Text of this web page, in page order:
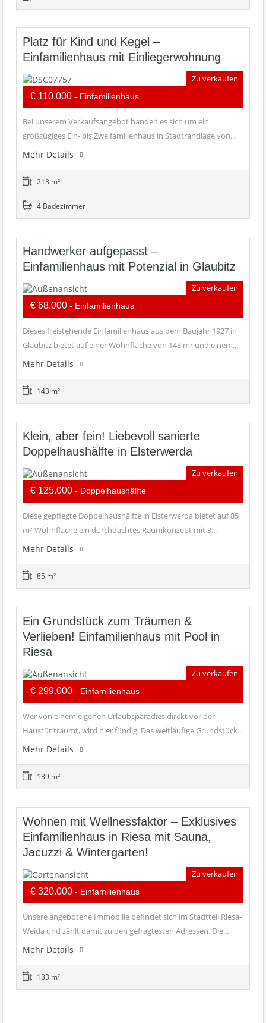
Platz für Kind und Kegel –
Einfamilienhaus mit Einliegerwohnung
Zu verkaufen
€ 110.000 - Einfamilienhaus
Bei unserem Verkaufsangebot handelt es sich um ein
großzügiges Ein- bis Zweifamilienhaus in Stadtrandlage von...
Mehr Details
213 m²
4 Badezimmer
Handwerker aufgepasst –
Einfamilienhaus mit Potenzial in Glaubitz
Zu verkaufen
€ 68.000 - Einfamilienhaus
Dieses freistehende Einfamilienhaus aus dem Baujahr 1927 in
Glaubitz bietet auf einer Wohnfläche von 143 m² und einem...
Mehr Details
143 m²
Klein, aber fein! Liebevoll sanierte
Doppelhaushälfte in Elsterwerda
Zu verkaufen
€ 125.000 - Doppelhaushälfte
Diese gepflegte Doppelhaushälfte in Elsterwerda bietet auf 85
m² Wohnfläche ein durchdachtes Raumkonzept mit 3...
Mehr Details
85 m²
Ein Grundstück zum Träumen &
Verlieben! Einfamilienhaus mit Pool in
Riesa
Zu verkaufen
€ 299.000 - Einfamilienhaus
Wer von einem eigenen Urlaubsparadies direkt vor der
Haustür träumt, wird hier fündig. Das weitläufige Grundstück...
Mehr Details
139 m²
Wohnen mit Wellnessfaktor – Exklusives
Einfamilienhaus in Riesa mit Sauna,
Jacuzzi & Wintergarten!
Zu verkaufen
€ 320.000 - Einfamilienhaus
Unsere angebotene Immobilie befindet sich im Stadtteil Riesa-
Weida und zählt damit zu den gefragtesten Adressen. Die...
Mehr Details
133 m²